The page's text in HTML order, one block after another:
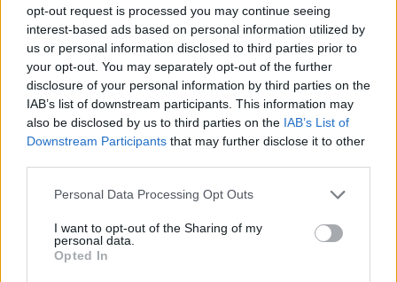
opt-out request is processed you may continue seeing
interest-based ads based on personal information utilized by
us or personal information disclosed to third parties prior to
your opt-out. You may separately opt-out of the further
disclosure of your personal information by third parties on the
IAB’s list of downstream participants. This information may
also be disclosed by us to third parties on the IAB’s List of
Downstream Participants that may further disclose it to other
Please note that this website/app uses one or more Google
not limited to your visit or usage behaviour. You may click to
grant or deny consent to Google and its third-party tags to
use your data for below specified purposes in below Google
Personal Data Processing Opt Outs
I want to opt-out of the Sharing of my
personal data.
Opted In
KPI recomendados:
CTRpor segmento y creativo.
ROASpor canal y por etapa del funnel.
Contribución modelada del canal (atribución):
variación semanal.
Precisión del modelo y métricas de
explicabilidad (por ejemplo, estabilidad de top
features).
Optimizaciones clave: